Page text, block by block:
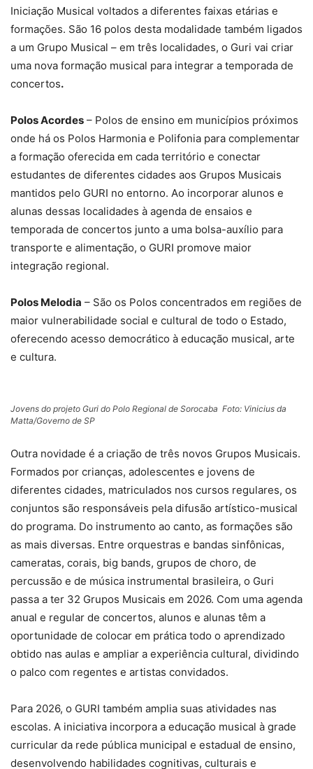
Iniciação Musical voltados a diferentes faixas etárias e
formações. São 16 polos desta modalidade também ligados
a um Grupo Musical – em três localidades, o Guri vai criar
uma nova formação musical para integrar a temporada de
concertos.
Polos Acordes – Polos de ensino em municípios próximos
onde há os Polos Harmonia e Polifonia para complementar
a formação oferecida em cada território e conectar
estudantes de diferentes cidades aos Grupos Musicais
mantidos pelo GURI no entorno. Ao incorporar alunos e
alunas dessas localidades à agenda de ensaios e
temporada de concertos junto a uma bolsa-auxílio para
transporte e alimentação, o GURI promove maior
integração regional.
Polos Melodia – São os Polos concentrados em regiões de
maior vulnerabilidade social e cultural de todo o Estado,
oferecendo acesso democrático à educação musical, arte
e cultura.
Jovens do projeto Guri do Polo Regional de Sorocaba Foto: Vinicius da
Matta/Governo de SP
Outra novidade é a criação de três novos Grupos Musicais.
Formados por crianças, adolescentes e jovens de
diferentes cidades, matriculados nos cursos regulares, os
conjuntos são responsáveis pela difusão artístico-musical
do programa. Do instrumento ao canto, as formações são
as mais diversas. Entre orquestras e bandas sinfônicas,
cameratas, corais, big bands, grupos de choro, de
percussão e de música instrumental brasileira, o Guri
passa a ter 32 Grupos Musicais em 2026. Com uma agenda
anual e regular de concertos, alunos e alunas têm a
oportunidade de colocar em prática todo o aprendizado
obtido nas aulas e ampliar a experiência cultural, dividindo
o palco com regentes e artistas convidados.
Para 2026, o GURI também amplia suas atividades nas
escolas. A iniciativa incorpora a educação musical à grade
curricular da rede pública municipal e estadual de ensino,
desenvolvendo habilidades cognitivas, culturais e